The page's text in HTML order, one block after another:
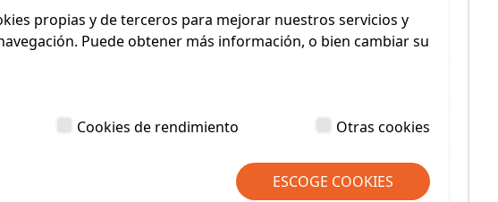
propias y de terceros para mejorar nuestros servicios y
Puede obtener más información, o bien cambiar su
Cookies de rendimiento Otras cookies
ESCOGE COOKIES